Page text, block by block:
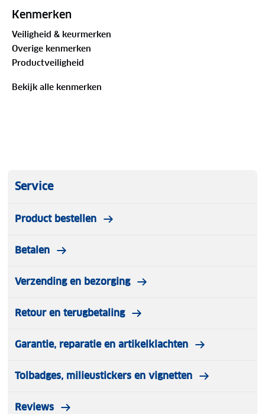
comfortabele pasvorm. Het optionele MIPS®-
rotatiekrachten bij een val te beperken. De vaste
ventilatie en ventilatie bij de rand en bril
voorkomen oververhitting en beslagen brillenglazen,
zelfs tijdens intensieve afdalingen.
de Mod1 Pro Mips aan de hoogste
Kenmerken
Veiligheid & keurmerken
Overige kenmerken
Productveiligheid
Bekijk alle kenmerken
Service
Product bestellen
Betalen
Verzending en bezorging
Retour en terugbetaling
Garantie, reparatie en artikelklachten
Tolbadges, milieustickers en vignetten
Reviews